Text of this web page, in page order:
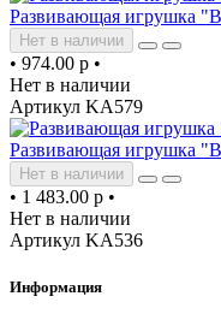
Развивающая игрушка
Нет в наличии
• 974.00 р •
Нет в наличии
Артикул KA579
Развивающая игрушка
Нет в наличии
• 1 483.00 р •
Нет в наличии
Артикул KA536
Информация